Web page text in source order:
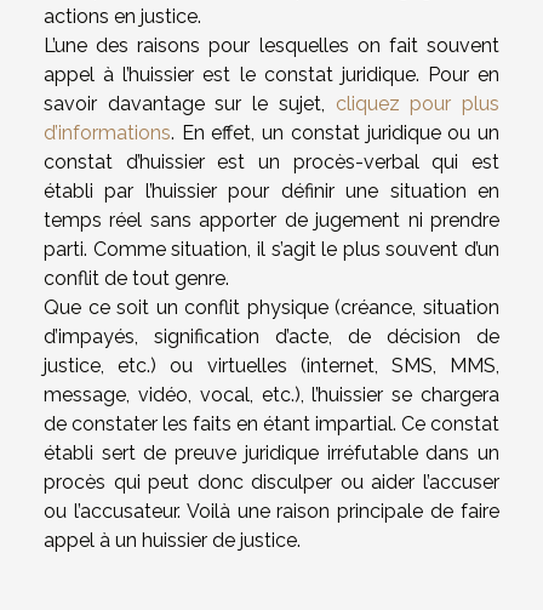
actions en justice.
L’une des raisons pour lesquelles on fait souvent
appel à l’huissier est le constat juridique. Pour en
savoir davantage sur le sujet, cliquez pour plus
d’informations. En effet, un constat juridique ou un
constat d’huissier est un procès-verbal qui est
établi par l’huissier pour définir une situation en
temps réel sans apporter de jugement ni prendre
parti. Comme situation, il s’agit le plus souvent d’un
conflit de tout genre.
Que ce soit un conflit physique (créance, situation
d’impayés, signification d’acte, de décision de
justice, etc.) ou virtuelles (internet, SMS, MMS,
message, vidéo, vocal, etc.), l’huissier se chargera
de constater les faits en étant impartial. Ce constat
établi sert de preuve juridique irréfutable dans un
procès qui peut donc disculper ou aider l’accuser
ou l’accusateur. Voilà une raison principale de faire
appel à un huissier de justice.